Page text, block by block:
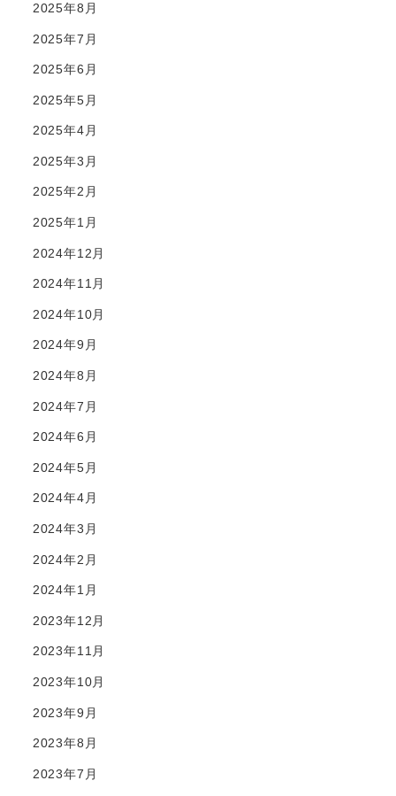
2025年8月
2025年7月
2025年6月
2025年5月
2025年4月
2025年3月
2025年2月
2025年1月
2024年12月
2024年11月
2024年10月
2024年9月
2024年8月
2024年7月
2024年6月
2024年5月
2024年4月
2024年3月
2024年2月
2024年1月
2023年12月
2023年11月
2023年10月
2023年9月
2023年8月
2023年7月